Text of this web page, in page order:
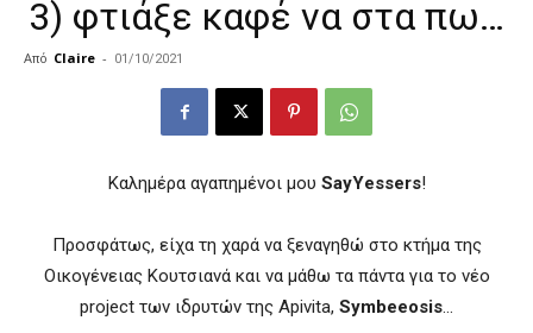
3) φτιάξε καφέ να στα πω…
Από Claire - 01/10/2021
Καλημέρα αγαπημένοι μου SayYessers!
Προσφάτως, είχα τη χαρά να ξεναγηθώ στο κτήμα της
Οικογένειας Κουτσιανά και να μάθω τα πάντα για το νέο
project των ιδρυτών της Apivita, Symbeeosis…